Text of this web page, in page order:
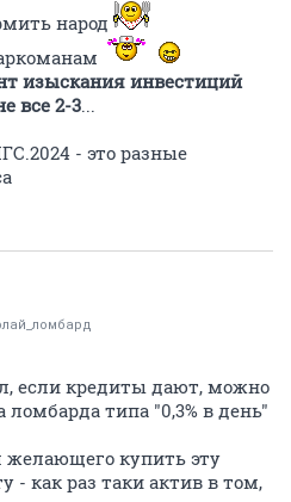
народ
изыскания инвестиций
все 2-3...
- это разные
если кредиты дают, можно
ломбарда типа "0,3% в день"
желающего купить эту
- как раз таки актив в том,